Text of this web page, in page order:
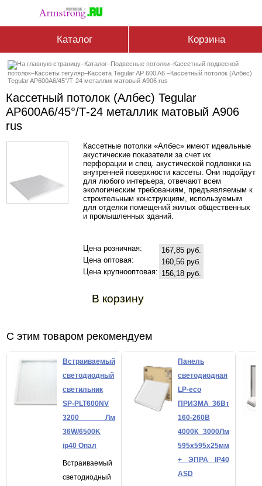
Каталог Корзина
–Каталог–Подвесные потолки–Кассетный подвесной
потолок–Кассеты тегуляр–Кассета Tegular AP 600 A6 –Кассетный потолок (Албес)
Tegular AP600A6/45°/Т-24 металлик матовый А906 rus
Кассетный потолок (Албес) Tegular
AP600A6/45°/Т-24 металлик матовый А906
rus
Кассетные потолки «Албес» имеют идеальные
акустические показатели за счет их
перфорации и спец. акустической подложки на
внутренней поверхности кассеты. Они подойдут
для любого интерьера, отвечают всем
экологическим требованиям, предъявляемым к
строительным конструкциям, используемым
для отделки помещений жилых общественных
и промышленных зданий.
Цена розничная:
167,85 руб.
Цена оптовая:
160,56 руб.
Цена крупнооптовая: 156,18 руб.
В корзину
С этим товаром рекомендуем
Встраиваемый
светодиодный
светильник
SP-PLT600NV
3200 Лм
36W/6500K
ip40 Опал
Встраиваемый
светодиодный
Панель
светодиодная
LP-eco
ПРИЗМА 36Вт
160-260В
4000К 3000Лм
595х595х25мм
+ ЭПРА IP40
ASD